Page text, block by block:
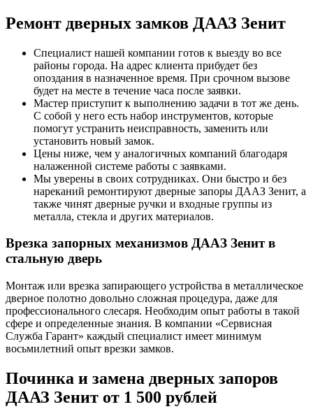
Ремонт дверных замков ДААЗ Зенит
Специалист нашей компании готов к выезду во все
районы города. На адрес клиента прибудет без
опоздания в назначенное время. При срочном вызове
будет на месте в течение часа после заявки.
Мастер приступит к выполнению задачи в тот же день.
С собой у него есть набор инструментов, которые
помогут устранить неисправность, заменить или
установить новый замок.
Цены ниже, чем у аналогичных компаний благодаря
налаженной системе работы с заявками.
Мы уверены в своих сотрудниках. Они быстро и без
нареканий ремонтируют дверные запоры ДААЗ Зенит, а
также чинят дверные ручки и входные группы из
металла, стекла и других материалов.
Врезка запорных механизмов ДААЗ Зенит в
стальную дверь
Монтаж или врезка запирающего устройства в металлическое
дверное полотно довольно сложная процедура, даже для
профессионального слесаря. Необходим опыт работы в такой
сфере и определенные знания. В компании «Сервисная
Служба Гарант» каждый специалист имеет минимум
восьмилетний опыт врезки замков.
Починка и замена дверных запоров
ДААЗ Зенит от 1 500 рублей